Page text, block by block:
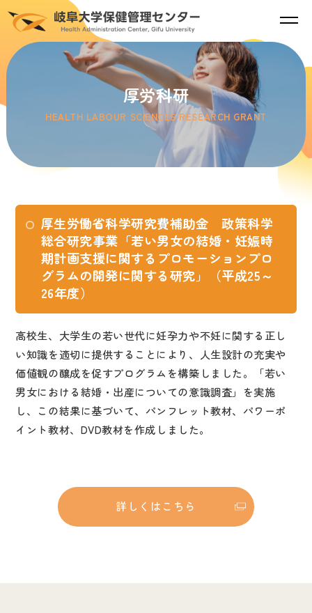
厚労科研
HEALTH LABOUR SCIENCES RESEARCH GRANT
厚生労働省科学研究費補助金 政策科学
総合研究事業「若い男女の結婚・妊娠時
期計画支援に関するプロモーションプロ
グラムの開発に関する研究」（平成25～
26年度）
高校生、大学生の若い世代に妊孕力や不妊に関する正し
い知識を適切に提供することにより、人生設計の充実や
価値観の醸成を促すプログラムを構築しました。「若い
男女における結婚・出産についての意識調査」を実施
し、この結果に基づいて、パンフレット教材、パワーポ
イント教材、 DVD教材を作成しました。
詳しくはこちら